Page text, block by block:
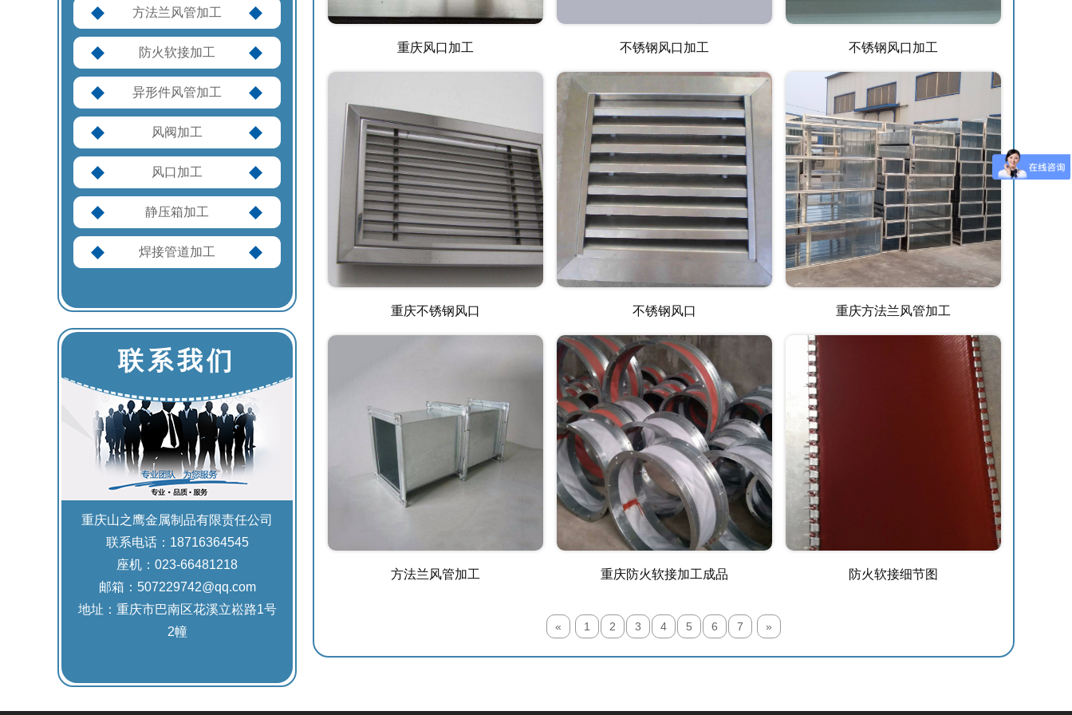
方法兰风管加工
防火软接加工
异形件风管加工
风阀加工
风口加工
静压箱加工
焊接管道加工
联系我们
重庆山之鹰金属制品有限责任公司
联系电话：18716364545
座机：023-66481218
邮箱：507229742@qq.com
地址：重庆市巴南区花溪立崧路1号
2幢
重庆风口加工 不锈钢风口加工 不锈钢风口加工
重庆不锈钢风口 不锈钢风口 重庆方法兰风管加工
方法兰风管加工 重庆防火软接加工成品 防火软接细节图
« 1 2 3 4 5 6 7 »